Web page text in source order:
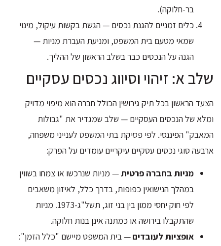
בר-חלוקה).
כלים זמניים להגנת נכסים — הגשת בקשות עיקול, מינוי
שמאי מטעם בית המשפט, ומניעת העברת מניות —
הגנה על הנכסים כבר בשלב הראשון של ההליך.
שלב א: זיהוי וסיווג נכסים עסקיים
הצעד הראשון בכל תיק גירושין הכולל חברה הוא מיפוי מדויק
ומלא של הנכסים העסקיים — שלב שמגדיר את "גבולות
המאבק" הפיננסי. לפי פסיקת בתי המשפט לענייני משפחה,
ארבעה סוגי נכסים עסקיים עיקריים עומדים על הפרק:
מניות בחברה פרטית— מניות שנרכשו או צמחו בשווין
במהלך הנישואין כפופות, בדרך כלל, לאיזון משאבים
לפי חוק יחסי ממון בין בני זוג, תשל"ג-1973. מניות
שהתקבלו בירושה או כמתנה אינן בנות חלוקה.
אופציות לעובדים— בית המשפט מיישם "כלל הזמן":